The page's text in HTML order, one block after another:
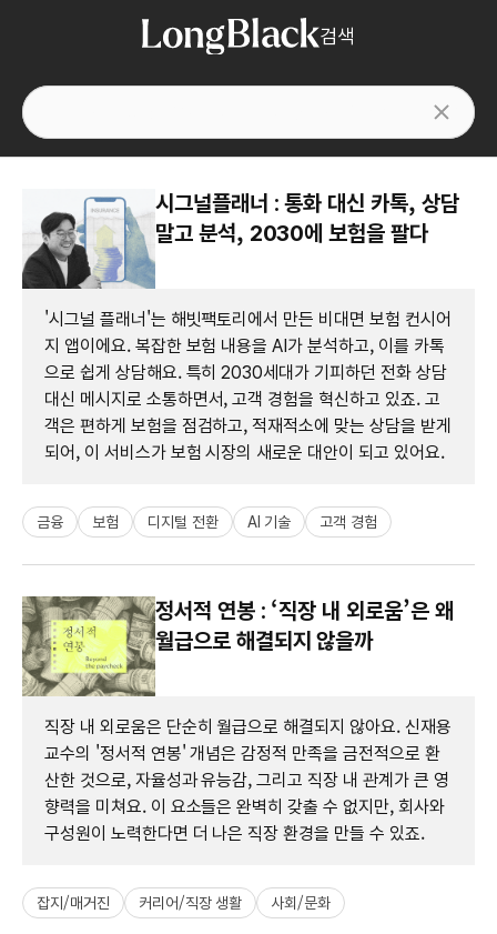
검색
시그널플래너 : 통화 대신 카톡, 상담
말고 분석, 2030에 보험을 팔다
'시그널 플래너'는 해빗팩토리에서 만든 비대면 보험 컨시어
지 앱이에요. 복잡한 보험 내용을 AI가 분석하고, 이를 카톡
으로 쉽게 상담해요. 특히 2030세대가 기피하던 전화 상담
대신 메시지로 소통하면서, 고객 경험을 혁신하고 있죠. 고
객은 편하게 보험을 점검하고, 적재적소에 맞는 상담을 받게
되어, 이 서비스가 보험 시장의 새로운 대안이 되고 있어요.
금융 보험 디지털 전환 AI 기술 고객 경험
정서적 연봉 : ‘직장 내 외로움’은 왜
월급으로 해결되지 않을까
직장 내 외로움은 단순히 월급으로 해결되지 않아요. 신재용
교수의 '정서적 연봉' 개념은 감정적 만족을 금전적으로 환
산한 것으로, 자율성과 유능감, 그리고 직장 내 관계가 큰 영
향력을 미쳐요. 이 요소들은 완벽히 갖출 수 없지만, 회사와
구성원이 노력한다면 더 나은 직장 환경을 만들 수 있죠.
잡지/매거진 커리어/직장 생활 사회/문화